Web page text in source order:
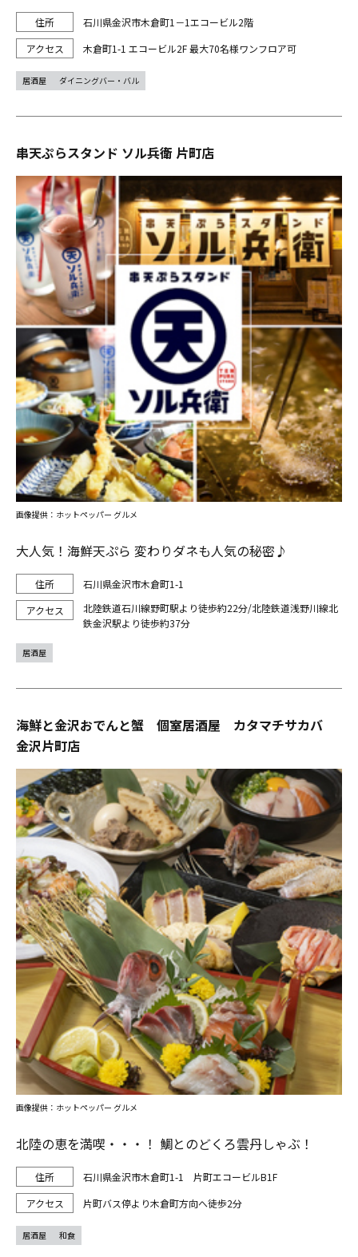
石川県金沢市木倉町1－1エコービル2階
木倉町1-1 エコービル2F 最大70名様ワンフロア可
居酒屋 ダイニングバー・バル
串天ぷらスタンド ソル兵衛 片町店
大人気！海鮮天ぷら 変わりダネも人気の秘密♪
石川県金沢市木倉町1-1
北陸鉄道石川線野町駅より徒歩約22分/北陸鉄道浅野川線北
鉄金沢駅より徒歩約37分
画像提供：ホットペッパー グルメ
居酒屋
海鮮と金沢おでんと蟹 個室居酒屋 カタマチサカバ
金沢片町店
北陸の恵を満喫・・・！ 鯛とのどくろ雲丹しゃぶ！
石川県金沢市木倉町1-1 片町エコービルB1F
片町バス停より木倉町方向へ徒歩2分
画像提供：ホットペッパー グルメ
居酒屋 和食